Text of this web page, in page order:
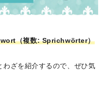
（複数: Sprichwörter）
わざを紹介するので、ぜひ気